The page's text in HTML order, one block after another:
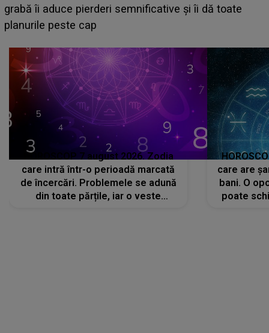
face o MĂRTURISIRE NEAȘTEPTATĂ despre mama
sa: "I-am spus și ei în față, eu nu te iubesc pentru
HOROSCOP 7 august 2026. Zodia
care intră într-o perioadă marcată
de încercări. Problemele se adună
din toate părțile, iar o veste
care are
bani. O
poate